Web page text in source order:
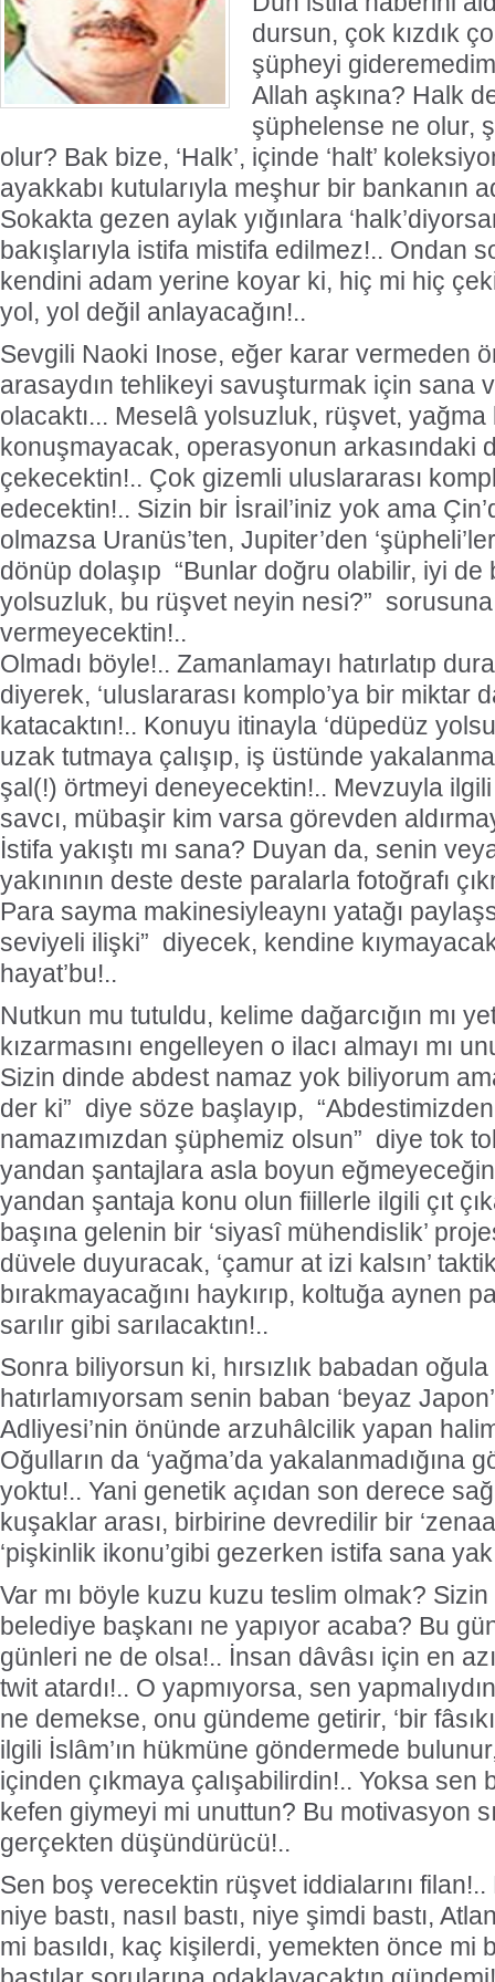
dursun, çok kızdık
şüpheyi
Allah aşkına? Halk
şüphelense ne olur,
olur? Bak bize, ‘Halk’, içinde ‘halt’
ayakkabı kutularıyla meşhur bir bankanın
Sokakta gezen aylak yığınlara
bakışlarıyla istifa mistifa edilmez!.. Ondan
kendini adam yerine koyar ki, hiç mi hiç
yol, yol değil anlayacağın!..
Sevgili Naoki Inose, eğer karar vermeden
arasaydın tehlikeyi savuşturmak için sana
olacaktı... Meselâ yolsuzluk, rüşvet,
konuşmayacak, operasyonun arkasındaki
çekecektin!.. Çok gizemli uluslararası
edecektin!.. Sizin bir İsrail’iniz yok ama
olmazsa Uranüs’ten, Jupiter’den
dönüp dolaşıp “Bunlar doğru olabilir, iyi de
yolsuzluk, bu rüşvet neyin nesi?”
vermeyecektin!..
Olmadı böyle!.. Zamanlamayı hatırlatıp
diyerek, ‘uluslararası komplo’ya bir miktar
katacaktın!.. Konuyu itinayla ‘düpedüz
uzak tutmaya çalışıp, iş üstünde
şal(!) örtmeyi deneyecektin!.. Mevzuyla
savcı, mübaşir kim varsa görevden
İstifa yakıştı mı sana? Duyan da, senin
yakınının deste deste paralarla fotoğrafı
Para sayma makinesiyleaynı yatağı
seviyeli ilişki” diyecek, kendine
hayat’bu!..
Nutkun mu tutuldu, kelime dağarcığın mı
kızarmasını engelleyen o ilacı almayı mı
Sizin dinde abdest namaz yok biliyorum
der ki” diye söze başlayıp,
namazımızdan şüphemiz olsun” diye tok
yandan şantajlara asla boyun
yandan şantaja konu olun fiillerle ilgili çıt
başına gelenin bir ‘siyasî mühendislik’
düvele duyuracak, ‘çamur at izi kalsın’
bırakmayacağını haykırıp, koltuğa aynen
sarılır gibi sarılacaktın!..
Sonra biliyorsun ki, hırsızlık babadan oğula
hatırlamıyorsam senin baban ‘beyaz
Adliyesi’nin önünde arzuhâlcilik yapan
Oğulların da ‘yağma’da yakalanmadığına
yoktu!.. Yani genetik açıdan son derece
kuşaklar arası, birbirine devredilir bir
‘pişkinlik ikonu’gibi gezerken istifa sana
Var mı böyle kuzu kuzu teslim olmak?
belediye başkanı ne yapıyor acaba? Bu
günleri ne de olsa!.. İnsan dâvâsı için en
twit atardı!.. O yapmıyorsa, sen
ne demekse, onu gündeme getirir, ‘bir
ilgili İslâm’ın hükmüne göndermede
içinden çıkmaya çalışabilirdin!.. Yoksa sen
kefen giymeyi mi unuttun? Bu motivasyon
gerçekten düşündürücü!..
Sen boş verecektin rüşvet iddialarını
niye bastı, nasıl bastı, niye şimdi bastı,
mi basıldı, kaç kişilerdi, yemekten önce mi